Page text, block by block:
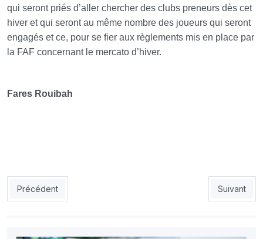
qui seront priés d’aller chercher des clubs preneurs dès cet
hiver et qui seront au même nombre des joueurs qui seront
engagés et ce, pour se fier aux règlements mis en place par
la FAF concernant le mercato d’hiver.
Fares Rouibah
Article précédent : Boukhanchouche–USMA : le bras de fer se
Précédent Article
Suivant